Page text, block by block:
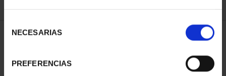
NECESARIAS
PREFERENCIAS
1 Productos encontrados